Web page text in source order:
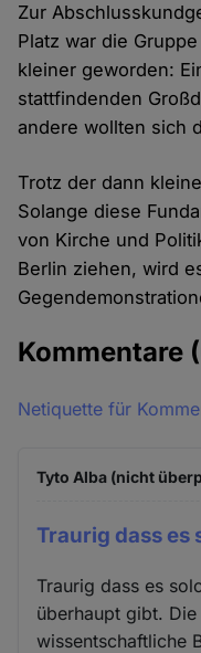
Zur
Platz war die
kleiner geworden:
stattfindenden
andere wollten sich
Trotz der dann
Solange diese
von Kirche und
Berlin ziehen, wird
Kommentare
Netiquette für
Tyto Alba (nicht
Traurig dass es
Traurig dass es
überhaupt gibt.
wissentschaftliche